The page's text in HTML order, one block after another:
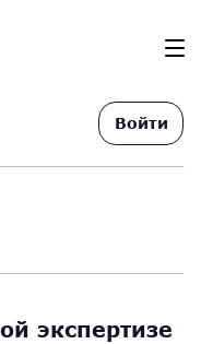
Войти
экспертизе